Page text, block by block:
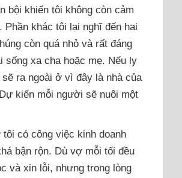
bội khiến tôi không còn cảm
Phần khác tôi lại nghĩ đến hai
còn quá nhỏ và rất đáng
sống xa cha hoặc mẹ. Nếu ly
ra ngoài ở vì đây là nhà của
kiến mỗi người sẽ nuôi một
có công việc kinh doanh
bận rộn. Dù vợ mỗi tối đều
và xin lỗi, nhưng trong lòng